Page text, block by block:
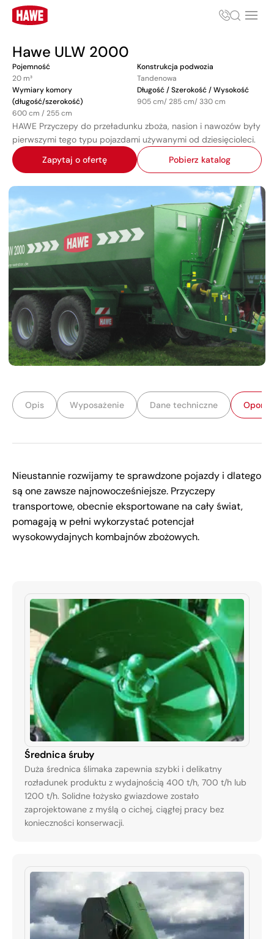
Hawe ULW 2000
Pojemność
20 m³
Konstrukcja podwozia
Tandenowa
Wymiary komory
(długość/szerokość)
600 cm / 255 cm
Długość / Szerokość / Wysokość
905 cm/ 285 cm/ 330 cm
HAWE Przyczepy do przeładunku zboża, nasion i nawozów były
pierwszymi tego typu pojazdami używanymi od dziesięcioleci.
Zapytaj o ofertę
Pobierz katalog
Opis Wyposażenie Dane techniczne Opony
Nieustannie rozwijamy te sprawdzone pojazdy i dlatego
są one zawsze najnowocześniejsze. Przyczepy
transportowe, obecnie eksportowane na cały świat,
pomagają w pełni wykorzystać potencjał
wysokowydajnych kombajnów zbożowych.
Średnica śruby
Duża średnica ślimaka zapewnia szybki i delikatny
rozładunek produktu z wydajnością 400 t/h, 700 t/h lub
1200 t/h. Solidne łożysko gwiazdowe zostało
zaprojektowane z myślą o cichej, ciągłej pracy bez
konieczności konserwacji.